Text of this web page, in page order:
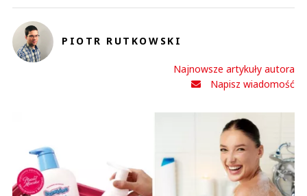
PIOTR RUTKOWSKI
Najnowsze artykuły autora
Napisz wiadomość